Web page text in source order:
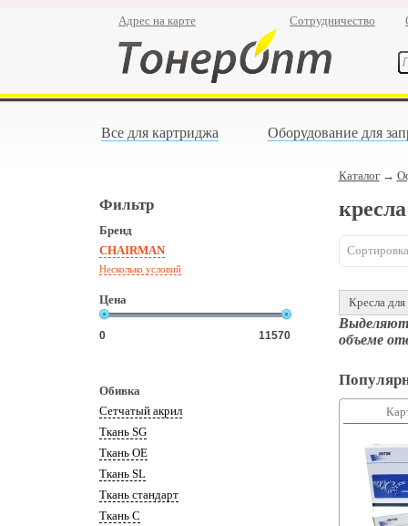
Адрес на карте Сотрудничество
Все для картриджа Оборудование для
Фильтр
Бренд
CHAIRMAN
Несколько условий
Цена
Обивка
Сетчатый акрил
Ткань SG
Ткань OE
Ткань SL
Ткань стандарт
Ткань С
Каталог→
Кресла
объеме